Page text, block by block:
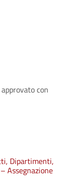
approvato con
Dipartimenti,
Assegnazione